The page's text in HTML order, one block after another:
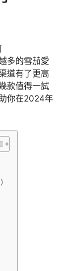
多的雪茄愛
道有了更高
款值得一試
你在2024年